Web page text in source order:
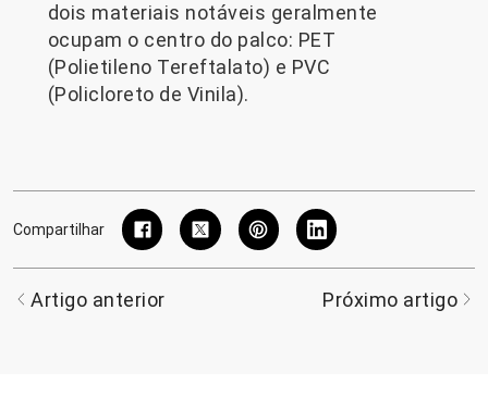
dois materiais notáveis ​​geralmente
ocupam o centro do palco: PET
(Polietileno Tereftalato) e PVC
(Policloreto de Vinila).
Compartilhar
Artigo anterior Próximo artigo